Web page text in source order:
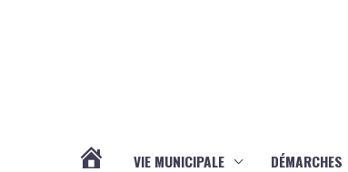
VIE MUNICIPALE DÉMARCHES